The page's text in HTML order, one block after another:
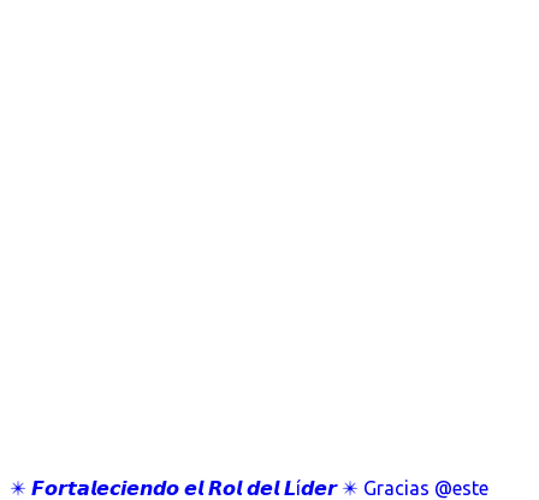
✴️ 𝙁𝙤𝙧𝙩𝙖𝙡𝙚𝙘𝙞𝙚𝙣𝙙𝙤 𝙚𝙡 𝙍𝙤𝙡 𝙙𝙚𝙡 𝙇í𝙙𝙚𝙧 ✴️ Gracias @este